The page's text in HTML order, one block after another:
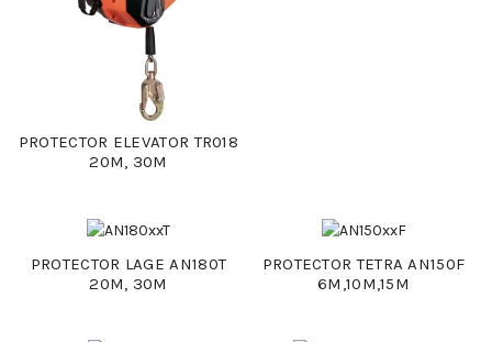
PROTECTOR ELEVATOR TR018
20M, 30M
PROTECTOR LAGE AN180T
20M, 30M
PROTECTOR TETRA AN150F
6M,10M,15M